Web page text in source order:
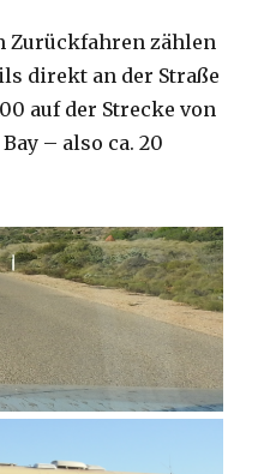
Zurückfahren zählen
direkt an der Straße
auf der Strecke von
– also ca. 20